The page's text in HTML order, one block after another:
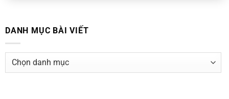
DANH MỤC BÀI VIẾT
DANH